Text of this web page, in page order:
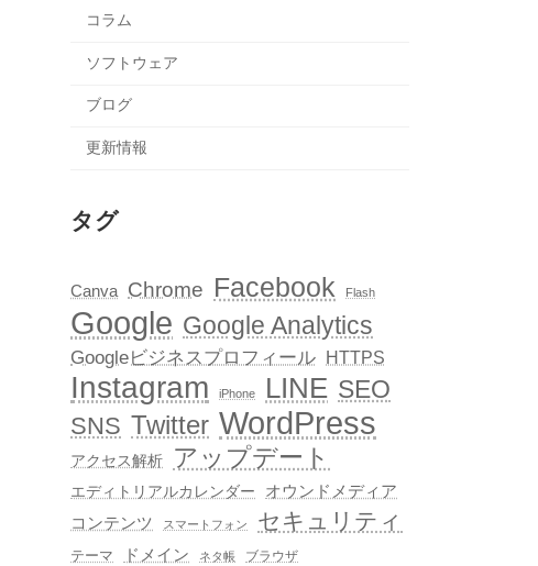
コラム
ソフトウェア
ブログ
更新情報
タグ
Canva Chrome Facebook Flash
Google Google Analytics
Googleビジネスプロフィール HTTPS
Instagram iPhone LINE SEO
SNS Twitter WordPress
アクセス解析 アップデート
エディトリアルカレンダー
オウンドメディア
コンテンツ
スマートフォン セキュリティ
テーマ ドメイン ネタ帳 ブラウザ